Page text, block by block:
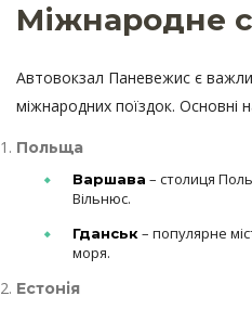
Міжнародне
Автовокзал Паневежис є
міжнародних поїздок. Основні
Польща
Варшава – столиця
Вільнюс.
Гданськ – популярне
моря.
Естонія